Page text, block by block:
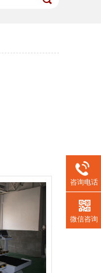
咨询电话
微信咨询